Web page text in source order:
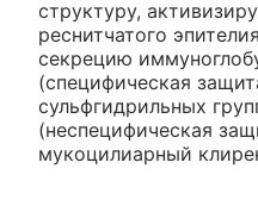
структуру,
реснитчатого
секрецию
(специфическая
сульфгидрильных
(неспецифическая
мукоцилиарный